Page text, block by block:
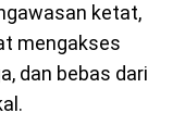
ketat,
mengakses
dan bebas dari